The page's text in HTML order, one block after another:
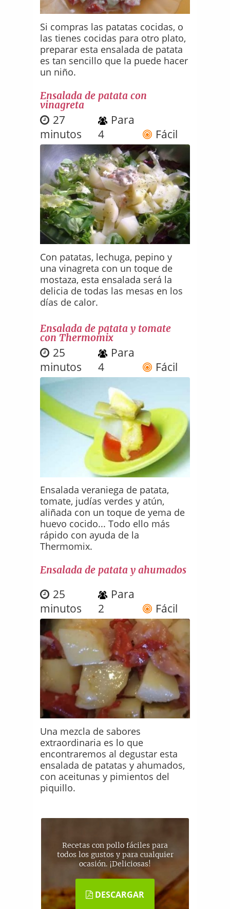
Si compras las patatas cocidas, o
las tienes cocidas para otro plato,
preparar esta ensalada de patata
es tan sencillo que la puede hacer
un niño.
Ensalada de patata con
vinagreta
27
minutos
Para
4
Fácil
Con patatas, lechuga, pepino y
una vinagreta con un toque de
mostaza, esta ensalada será la
delicia de todas las mesas en los
días de calor.
Ensalada de patata y tomate
con Thermomix
25
minutos
Para
4
Fácil
Ensalada veraniega de patata,
tomate, judías verdes y atún,
aliñada con un toque de yema de
huevo cocido... Todo ello más
rápido con ayuda de la
Thermomix.
Ensalada de patata y ahumados
25
minutos
Para
2
Fácil
Una mezcla de sabores
extraordinaria es lo que
encontraremos al degustar esta
ensalada de patatas y ahumados,
con aceitunas y pimientos del
piquillo.
Recetas con pollo fáciles para
todos los gustos y para cualquier
ocasión. ¡Deliciosas!
DESCARGAR